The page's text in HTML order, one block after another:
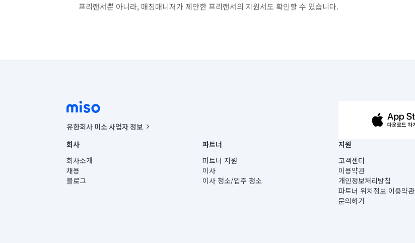
프리랜서뿐 아니라, 매칭매니저가 제안한 프리랜서의 지원서도 확인할 수 있습니다.
유한회사 미소 사업자 정보
사업자등록번호 : 291-87-00271 | 인허가번호 : 2016-3220163-14-5-00019 |
통신판매신고번호 : 2024-서울종로-1400(공정거래위원회 정보) |
대표이사 : CHING VICTOR COLUMBIA RHEE
주소 | 본사: 서울특별시 종로구 율곡로 6(중학동, 트윈트리빌딩) B동 5층
컨택센터 : 서울특별시 종로구 수송동 율곡로 24, 7층, 8층 미소
회사
회사소개
채용
블로그
파트너
파트너 지원
이사
이사 청소/입주 청소
지원
고객센터
이용약관
개인정보처리방침
파트너 위치정보 이용약관
문의하기